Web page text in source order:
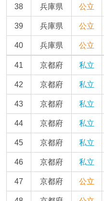
38 兵庫県 公立
39 兵庫県 公立
40 兵庫県 公立
41 京都府 私立
42 京都府 私立
43 京都府 私立
44 京都府 私立
45 京都府 私立
46 京都府 私立
47 京都府 公立